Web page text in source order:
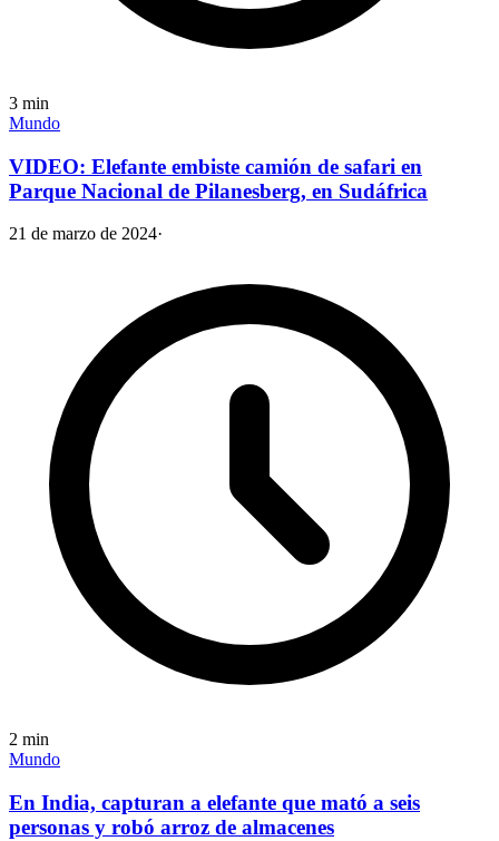
3 min
Mundo
VIDEO: Elefante embiste camión de safari en
Parque Nacional de Pilanesberg, en Sudáfrica
21 de marzo de 2024·
2 min
Mundo
En India, capturan a elefante que mató a seis
personas y robó arroz de almacenes